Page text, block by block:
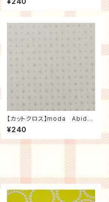
【カットクロス】moda Abide
プチドット（ライトブルー）
¥240